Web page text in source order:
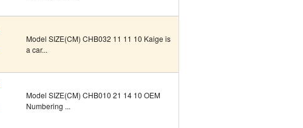
Model SIZE(CM) CHB032 11 11 10 Kaige is
a car...
Model SIZE(CM) CHB010 21 14 10 OEM
Numbering ...